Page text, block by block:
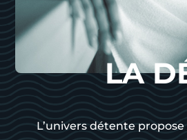
LA
L’univers détente